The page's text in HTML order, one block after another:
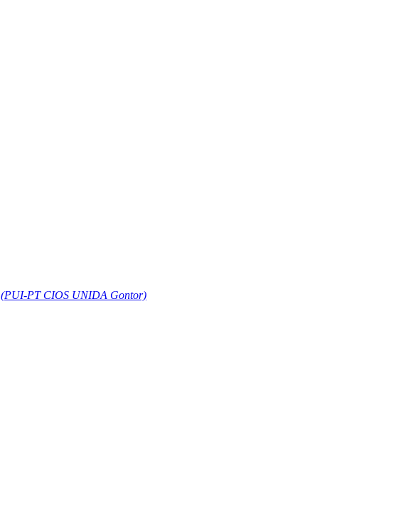
(PUI-PT CIOS UNIDA Gontor)